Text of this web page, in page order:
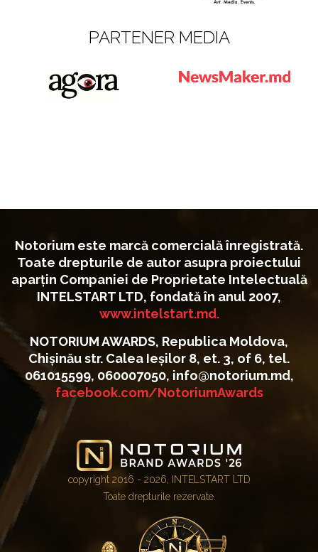
PARTENER MEDIA
Notorium este marcă comercială înregistrată.
Toate drepturile de autor asupra proiectului
aparțin Companiei de Proprietate Intelectuală
INTELSTART LTD, fondată în anul 2007,
www.intelstart.md.
NOTORIUM AWARDS, Republica Moldova,
Chișinău str. Calea Ieșilor 8, et. 3, of 6, tel.
061015599, 060007050, info@notorium.md,
facebook.com/NotoriumAwards
copyright 2016 - 2026, INTELSTART LTD
Toate drepturile rezervate.